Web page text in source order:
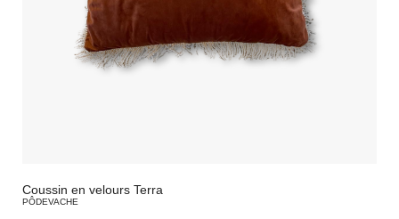
Coussin en velours Terra
PÔDEVACHE